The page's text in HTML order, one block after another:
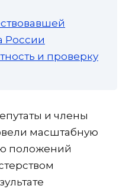
России
и проверку
и члены
масштабную
положений